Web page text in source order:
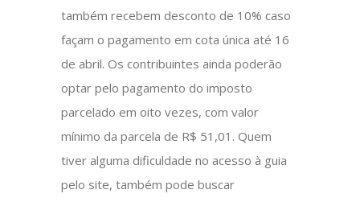
também recebem desconto de 10% caso
façam o pagamento em cota única até 16
de abril. Os contribuintes ainda poderão
optar pelo pagamento do imposto
parcelado em oito vezes, com valor
mínimo da parcela de R$ 51,01. Quem
tiver alguma dificuldade no acesso à guia
pelo site, também pode buscar